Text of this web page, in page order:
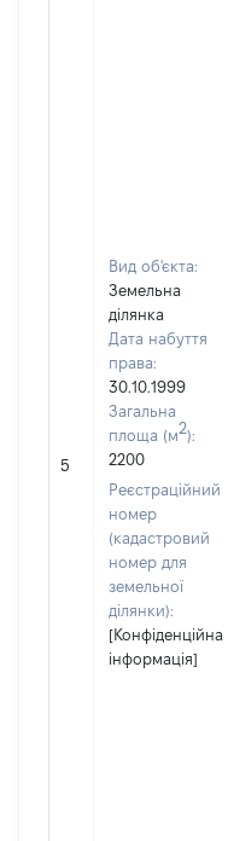
5
Вид об'єкта:
Земельна
ділянка
Дата набуття
права:
30.10.1999
Загальна
площа (м2):
2200
Реєстраційний
номер
(кадастровий
номер для
земельної
ділянки):
[Конфіденційна
інформація]